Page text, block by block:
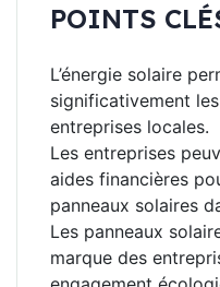
POINTS
L’énergie solaire
significativement
entreprises locales.
Les entreprises
aides financières
panneaux solaires
Les panneaux
marque des